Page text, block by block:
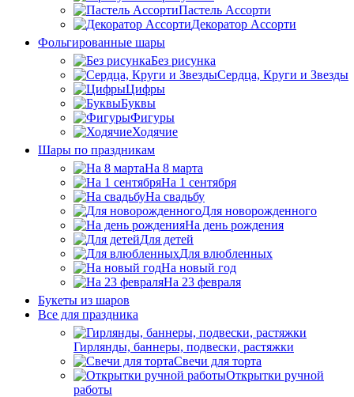
Пастель Ассорти
Декоратор Ассорти
Фольгированные шары
Без рисунка
Сердца, Круги и Звезды
Цифры
Буквы
Фигуры
Ходячие
Шары по праздникам
На 8 марта
На 1 сентября
На свадьбу
Для новорожденного
На день рождения
Для детей
Для влюбленных
На новый год
На 23 февраля
Букеты из шаров
Bсе для праздника
Гирлянды, баннеры, подвески, растяжки
Свечи для торта
Открытки ручной
работы